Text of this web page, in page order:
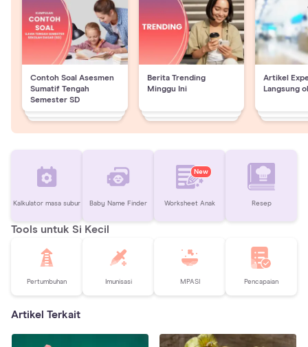
Contoh Soal Asesmen
Sumatif Tengah
Semester SD
Berita Trending
Minggu Ini
Artikel
Langsung
Kalkulator masa subur Baby Name Finder
New
Worksheet Anak Resep
Tools untuk Si Kecil
Pertumbuhan Imunisasi MPASI Pencapaian
Artikel Terkait